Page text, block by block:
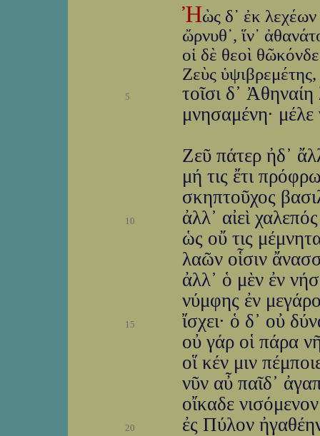
Ἠὼς δ᾽ ἐκ
ὤρνυθ᾽, ἵν᾽
οἱ δὲ θεοὶ
Ζεὺς
5
τοῖσι δ᾽
μνησαμένη·
Ζεῦ πάτερ ἠδ᾽
μή τις ἔτι
σκηπτοῦχος
10
ἀλλ᾽ αἰεὶ
ὡς οὔ τις
λαῶν οἷσιν
ἀλλ᾽ ὁ μὲν ἐν
νύμφης ἐν
15
ἴσχει· ὁ δ᾽ οὐ
οὐ γάρ οἱ πάρα
οἵ κέν μιν
νῦν αὖ παῖδ᾽
οἴκαδε
20
ἐς Πύλον